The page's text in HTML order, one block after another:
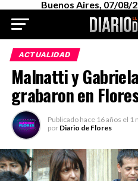
Buenos Aires, 07/08/
ACTUALIDAD
Malnatti y
grabaron en
Publicado hace 16 años el 1
por Diario de Flores